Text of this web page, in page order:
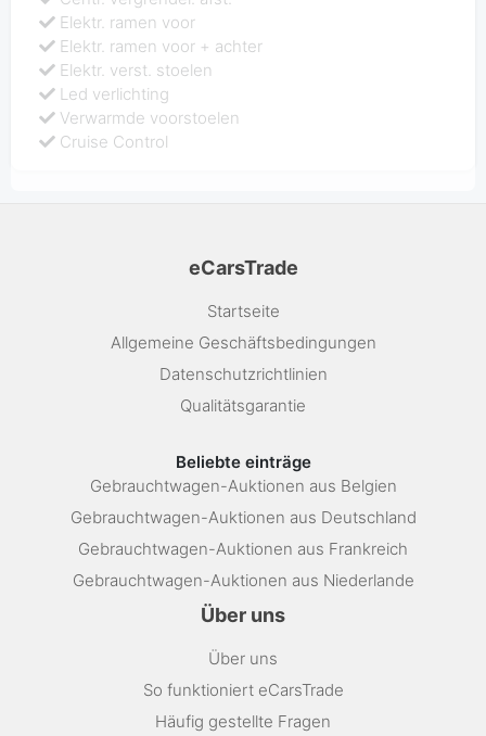
Elektr. ramen voor
Elektr. ramen voor + achter
Elektr. verst. stoelen
Led verlichting
Verwarmde voorstoelen
Cruise Control
eCarsTrade
Startseite
Allgemeine Geschäftsbedingungen
Datenschutzrichtlinien
Qualitätsgarantie
Beliebte einträge
Gebrauchtwagen-Auktionen aus Belgien
Gebrauchtwagen-Auktionen aus Deutschland
Gebrauchtwagen-Auktionen aus Frankreich
Gebrauchtwagen-Auktionen aus Niederlande
Über uns
Über uns
So funktioniert eCarsTrade
Häufig gestellte Fragen